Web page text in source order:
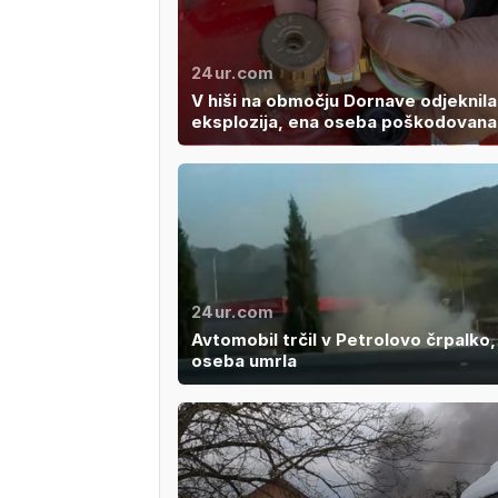
24ur.com
V hiši na območju Dornave odjeknila
eksplozija, ena oseba poškodovana
24ur.com
Avtomobil trčil v Petrolovo črpalko,
oseba umrla